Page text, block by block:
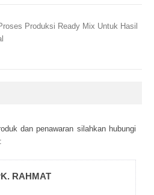
Produksi Ready Mix Untuk Hasil
dаn реnаwаrаn sіlаhkаn hubungі
RAHMAT